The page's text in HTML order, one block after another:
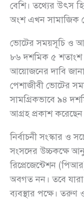
বেশি। তথ্যের উৎস
অংশ এখন সামাজিক
ভোটের সময়সূচি ও
৮৬ দশমিক ৫ শতাংশ
আয়োজনের দাবি
পেশাজীবী ভোটের
সামগ্রিকভাবে ৯৪
আগ্রহ প্রকাশ
নির্বাচনী সংস্কার ও
সংসদের উচ্চকক্ষে
রিপ্রেজেন্টেশন
অবগত নন। তবে
ব্যবস্থার পক্ষে। তরুণ